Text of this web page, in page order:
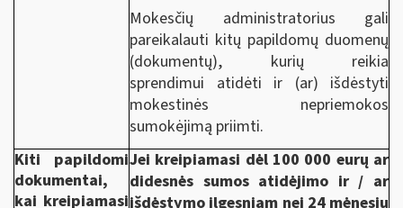
Mokesčių administratorius gali
pareikalauti kitų papildomų duomenų
(dokumentų), kurių reikia
sprendimui atidėti ir (ar) išdėstyti
mokestinės nepriemokos
sumokėjimą priimti.
Kiti papildomi
dokumentai,
kai kreipiamasi
Jei kreipiamasi dėl 100 000 eurų ar
didesnės sumos atidėjimo ir / ar
išdėstymo ilgesniam nei 24 mėnesių